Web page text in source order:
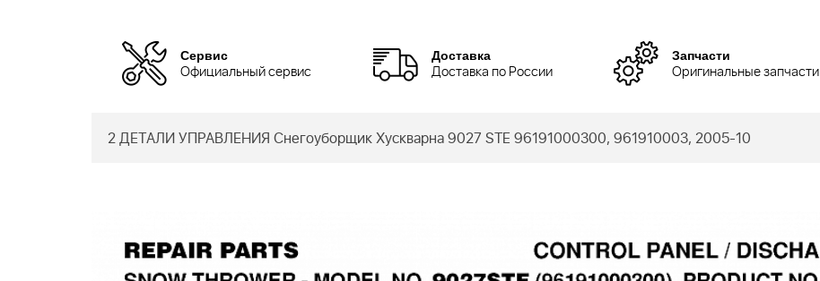
Сервис
Официальный сервис
Доставка
Доставка по России
Запчасти
Оригинальные запчасти
2 ДЕТАЛИ УПРАВЛЕНИЯ Снегоуборщик Хускварна 9027 STE 96191000300, 961910003, 2005-10